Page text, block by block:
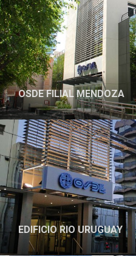
OSDE FILIAL MENDOZA
EDIFICIO RIO URUGUAY